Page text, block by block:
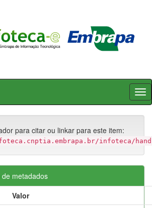
para citar ou linkar para este item:
infoteca/
metadados
Valor